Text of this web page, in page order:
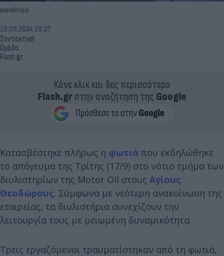
eurokinissi
Συντακτική
Ομάδα
Flash.gr
18.09.2024 10:37
Κάνε κλικ και δες περισσότερο
Flash.grστην αναζήτηση της Google
Κατασβέστηκε πλήρως η φωτιά που εκδηλώθηκε
το απόγευμα της Τρίτης (17/9) στο νότιο τμήμα των
διυλιστηρίων της Motor Oil στους Αγίους
Θεοδώρους. Σύμφωνα με νεότερη ανακοίνωση της
εταιρείας, τα διυλιστήρια συνεχίζουν την
λειτουργία τους με μειωμένη δυναμικότητα.
Τρεις εργαζόμενοι τραυματίστηκαν από τη φωτιά,